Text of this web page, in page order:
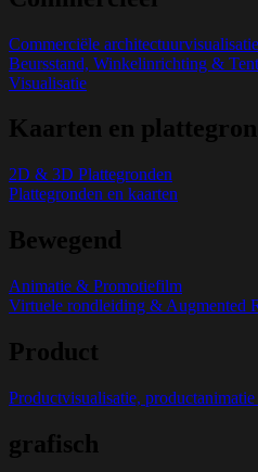
Commerciële
Beursstand, Winkelinrichting &
Visualisatie
Kaarten en
2D & 3D Plattegronden
Plattegronden en kaarten
Bewegend
Animatie & Promotiefilm
Virtuele rondleiding & Augmented
Product
Productvisualisatie,
grafisch